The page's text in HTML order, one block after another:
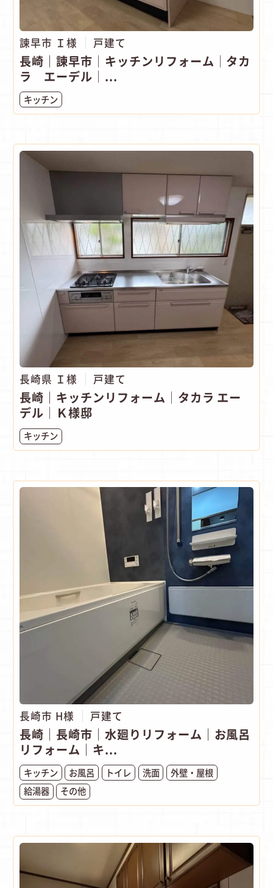
諫早市 Ｉ様 戸建て
長崎｜諫早市│キッチンリフォーム│タカ
ラ エーデル│...
キッチン
長崎県 Ｉ様 戸建て
長崎｜キッチンリフォーム│タカラ エー
デル│Ｋ様邸
キッチン
長崎市 H様 戸建て
長崎｜長崎市｜水廻りリフォーム｜お風呂
リフォーム｜キ...
キッチン お風呂 トイレ 洗面
外壁・屋根
給湯器
その他